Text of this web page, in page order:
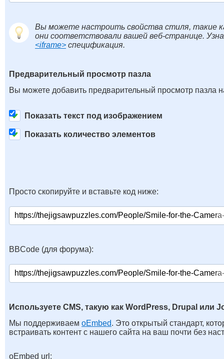
Вы можете настроить свойства стиля, такие
они соответствовали вашей веб-странице.
<iframe> спецификация.
Предварительный просмотр пазла
Вы можете добавить предварительный просмотр пазла
Показать текст под изображением
Показать количество элементов
Просто скопируйте и вставьте код ниже:
BBCode (для форума):
Используете CMS, такую как WordPress, Drupal или
Мы поддерживаем oEmbed. Это открытый стандарт,
встраивать контент с нашего сайта на ваш почти без
oEmbed url: